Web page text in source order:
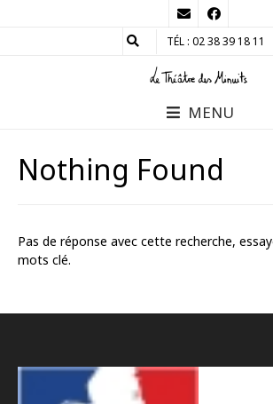
TÉL : 02 38 39 18 11
MENU
Nothing Found
Pas de réponse avec cette recherche,
mots clé.